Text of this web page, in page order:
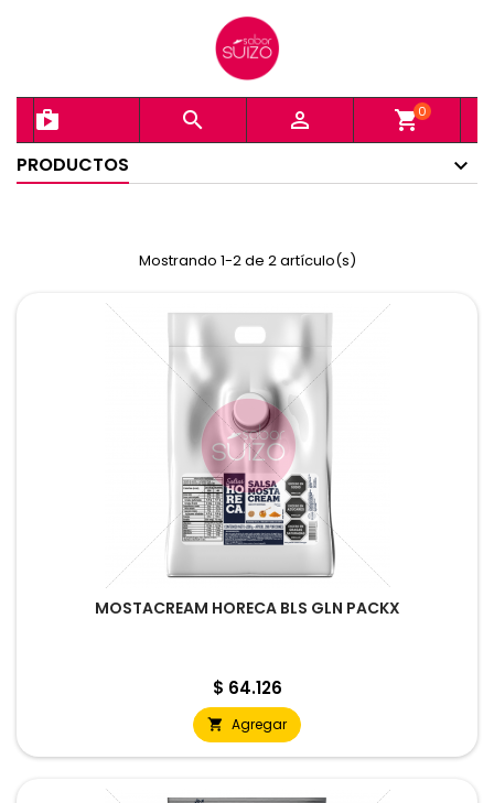
shopping_bag
  shopping_cart0
PRODUCTOS
Mostrando 1-2 de 2 artículo(s)
MOSTACREAM HORECA BLS GLN PACKX
Precio
$ 64.126
 Agregar